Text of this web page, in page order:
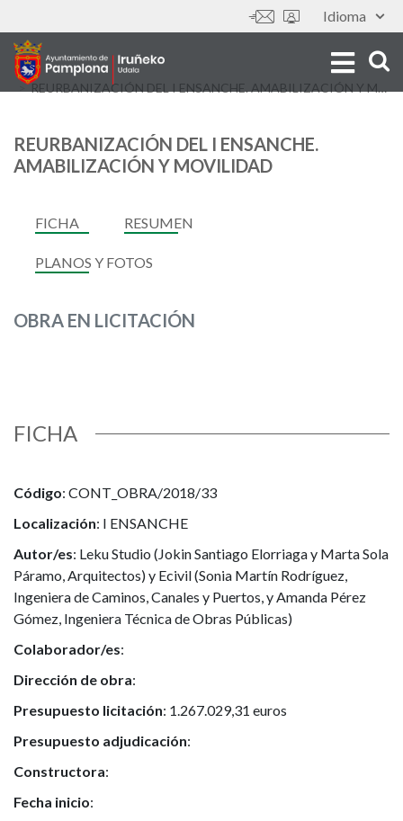
to
main
content
Idioma
Tools
REURBANIZACIÓN DEL I ENSANCHE.
AMABILIZACIÓN Y MOVILIDAD
FICHA RESUMEN
PLANOS Y FOTOS
OBRA EN LICITACIÓN
FICHA
Código: CONT_OBRA/2018/33
Localización: I ENSANCHE
Autor/es: Leku Studio (Jokin Santiago Elorriaga y Marta Sola
Páramo, Arquitectos) y Ecivil (Sonia Martín Rodríguez,
Ingeniera de Caminos, Canales y Puertos, y Amanda Pérez
Gómez, Ingeniera Técnica de Obras Públicas)
Colaborador/es:
Dirección de obra:
Presupuesto licitación: 1.267.029,31 euros
Presupuesto adjudicación:
Constructora:
Fecha inicio: